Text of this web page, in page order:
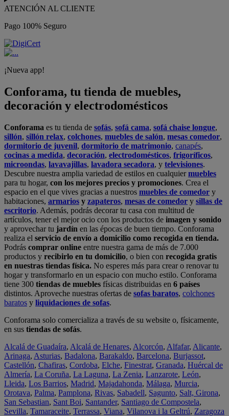
ATENCIÓN AL CLIENTE
Pago 100% Seguro
¡Nueva app!
Conforama, tu tienda de muebles,
decoración y electrodomésticos
Conforama es tu tienda de sofás, sofá cama, sofá chaise longue,
sillón, sillón relax, colchones, muebles de salón, mesas comedor,
dormitorio de juvenil, dormitorio de matrimonio, canapés,
cocinas a medida, decoración, electrodomésticos, frigoríficos,
microondas, lavavajillas, lavadora secadora, y televisiones.
Descubre nuestra amplia variedad de estilos en cualquiermuebles
para tu hogar, con los mejores precios y promociones. Crea el
espacio en el que vives gracias a nuestros muebles de comedor y
habitaciones, armarios y zapateros, mesas de comedor y sillas de
escritorio. Además, podrás decorar tu casa con multitud de
artículos, tener el mejor ocio con los productos de imagen y sonido
y aprovechar tu jardín en las épocas de buen tiempo. Conforama
realiza el servicio de envío a domicilio como recogida en tienda.
Podrás comprar online entre nuestra gama de más de 7.000
productos y recibirlo en tu domicilio, o bien con recogida gratis
en nuestras tiendas física. No esperes más para crear o renovar tu
hogar y transformarlo en un espacio con mucho estilo. Conforama
tiene 300 tiendas de muebles físicas distribuidas en 6 países
distintos. Aproveche nuestras ofertas de sofas baratos, colchones
baratos y liquidaciones de sofas.
Conforama solo comercializa a través de su website o, físicamente,
en sus tiendas de sofás.
Alcalá de Guadaíra, Alcalá de Henares, Alcorcón, Alfafar, Alicante,
Arinaga, Asturias, Badalona, Barakaldo, Barcelona, Burjassot,
Castellón, Chafiras, Cordoba, Elche, Finestrat, Granada, Huércal de
Almería, La Coruña, La Laguna, La Zenia, Lanzarote, León,
Lleida, Los Barrios, Madrid, Majadahonda, Málaga, Murcia,
Orotava, Palma, Pamplona, Rivas, Sabadell, Sagunto, Salt, Girona,
San Sebastian, Sant Boi, Santander, Santiago de Compostela,
Sevilla, Tamaraceite, Terrassa, Viana, Vilanova i la Geltrú, Zaragoza